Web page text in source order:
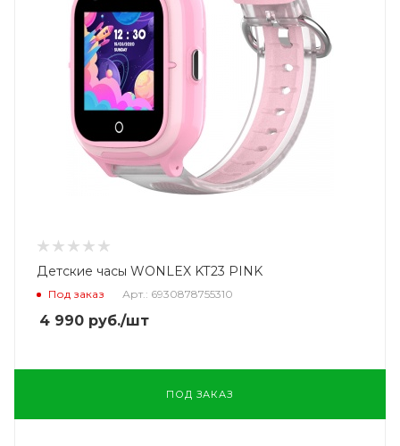
Детские часы WONLEX KT23 PINK
Под заказ Арт.: 6930878755310
4 990 руб./шт
ПОД ЗАКАЗ